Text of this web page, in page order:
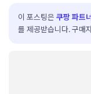
이 포스팅은 쿠팡 파트
를 제공받습니다. 구매